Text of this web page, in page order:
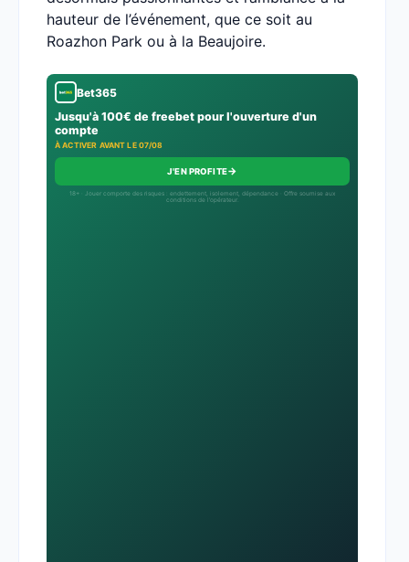
hauteur de l’événement, que ce soit au
Roazhon Park ou à la Beaujoire.
Bet365
Jusqu'à 100€ de freebet pour l'ouverture d'un
compte
À ACTIVER AVANT LE 07/08
J'EN PROFITE→
18+ · Jouer comporte des risques : endettement, isolement, dépendance · Offre soumise aux
conditions de l’opérateur.